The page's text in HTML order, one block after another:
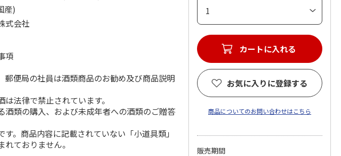
産)
式会社
項
便局の社員は酒類商品のお勧め及び商品説明
法律で禁止されています。
類の購入、および未成年者への酒類のご贈答
。商品内容に記載されていない「小道具類」
ておりません。
カートに入れる
お気に入りに登録する
商品についてのお問い合わせはこちら
販売期間